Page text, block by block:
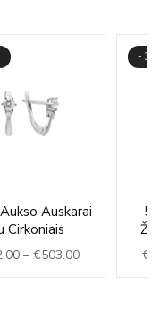
Auskarai
Cirkoniais
– €503.00
range:
through
-
€